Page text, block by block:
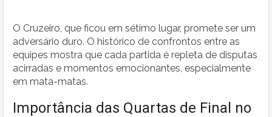
O Cruzeiro, que ficou em sétimo lugar, promete ser um
adversário duro. O histórico de confrontos entre as
equipes mostra que cada partida é repleta de disputas
acirradas e momentos emocionantes, especialmente
em mata-matas.
Importância das Quartas de Final no